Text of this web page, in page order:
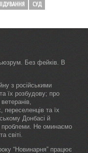
СУД
Без фейків. В
з російськими
їх розбудову; про
переселенців та їх
Донбасі й
проблеми. Не оминаємо
світі.
“Новинарня” працює